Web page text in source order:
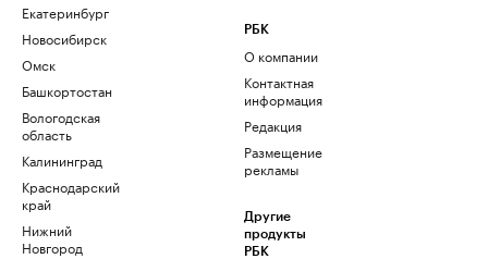
Екатеринбург
Новосибирск
Омск
Башкортостан
Вологодская
область
Калининград
Краснодарский
край
Нижний
Новгород
РБК
О компании
Контактная
информация
Редакция
Размещение
рекламы
Другие
продукты
РБК